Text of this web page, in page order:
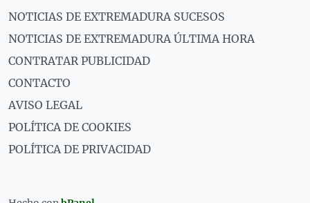
NOTICIAS DE EXTREMADURA SUCESOS
NOTICIAS DE EXTREMADURA ÚLTIMA HORA
CONTRATAR PUBLICIDAD
CONTACTO
AVISO LEGAL
POLÍTICA DE COOKIES
POLÍTICA DE PRIVACIDAD